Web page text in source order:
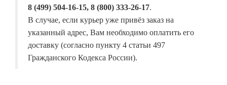
8 (499) 504-16-15, 8 (800) 333-26-17.
В случае, если курьер уже привёз заказ на
указанный адрес, Вам необходимо оплатить его
доставку (согласно пункту 4 статьи 497
Гражданского Кодекса России).